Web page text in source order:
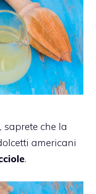
, saprete che la
americani
.